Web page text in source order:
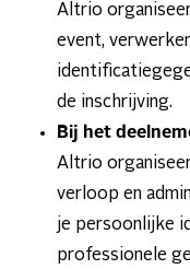
Altrio
event,
de inschrijving.
Bij het
Altrio
verloop en
je persoonlijke
professionele